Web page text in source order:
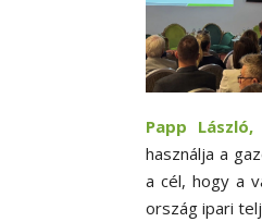
Papp László,
használja a
a cél, hogy a
ország ipari